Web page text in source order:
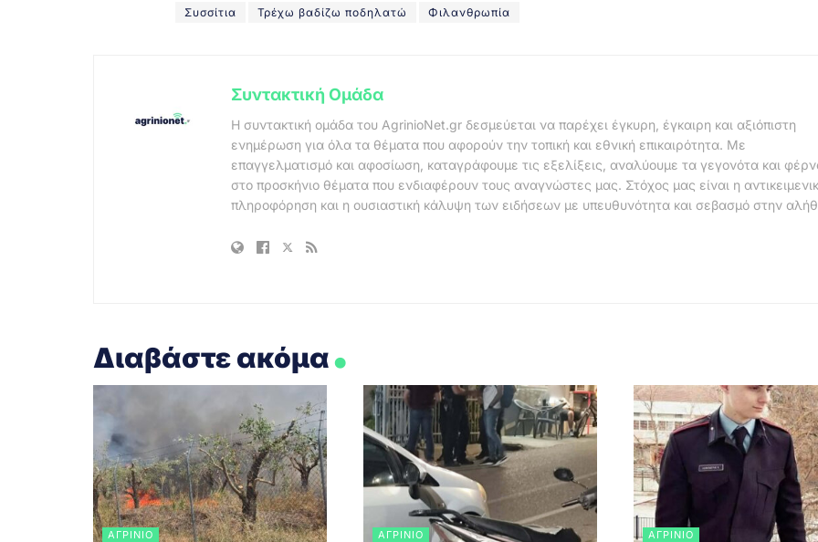
Συσσίτια
Τρέχω βαδίζω ποδηλατώ Φιλανθρωπία
Συντακτική Ομάδα
Η συντακτική ομάδα του AgrinioNet.gr δεσμεύεται να παρέχει έγκυρη, έγκαιρη και αξιόπιστη
ενημέρωση για όλα τα θέματα που αφορούν την τοπική και εθνική επικαιρότητα. Με
επαγγελματισμό και αφοσίωση, καταγράφουμε τις εξελίξεις, αναλύουμε τα γεγονότα και
στο προσκήνιο θέματα που ενδιαφέρουν τους αναγνώστες μας. Στόχος μας είναι η
πληροφόρηση και η ουσιαστική κάλυψη των ειδήσεων με υπευθυνότητα και σεβασμό στην
Διαβάστε ακόμα.
ΑΓΡΊΝΙΟ ΑΓΡΊΝΙΟ ΑΓΡΊΝΙΟ